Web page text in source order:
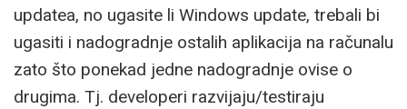
updatea, no ugasite li Windows update, trebali bi
ugasiti i nadogradnje ostalih aplikacija na računalu
zato što ponekad jedne nadogradnje ovise o
drugima. Tj. developeri razvijaju/testiraju